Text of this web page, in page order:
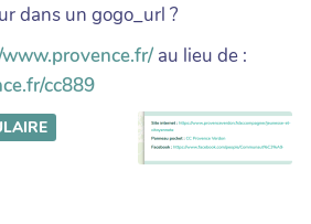
dans un gogo_url ?
au lieu de :
cc889